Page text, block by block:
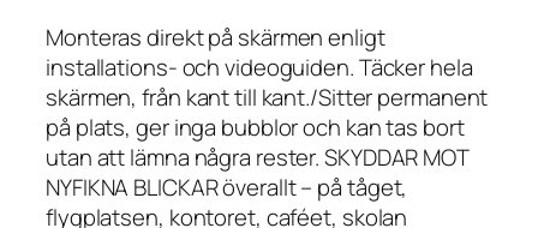
Monteras direkt på skärmen enligt
installations- och videoguiden. Täcker hela
skärmen, från kant till kant./Sitter permanent
på plats, ger inga bubblor och kan tas bort
utan att lämna några rester. SKYDDAR MOT
NYFIKNA BLICKAR överallt – på tåget,
flygplatsen, kontoret, caféet, skolan